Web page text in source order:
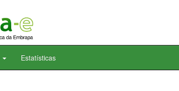
Estatísticas